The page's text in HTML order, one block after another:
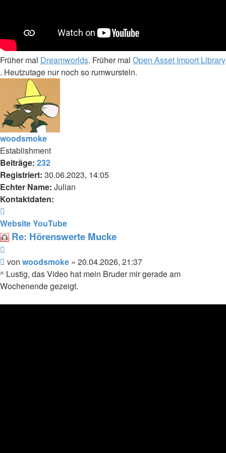
Früher mal Dreamworlds. Früher mal Open Asset Import Library
. Heutzutage nur noch so rumwursteln.
woodsmoke
Establishment
Beiträge: 232
Registriert: 30.06.2023, 14:05
Echter Name: Julian
Kontaktdaten:
von
woodsmoke
WebsiteYouTube
Re: Hörenswerte Mucke
Beitrag
von woodsmoke » 20.04.2026, 21:37
^ Lustig, das Video hat mein Bruder mir gerade am
Wochenende gezeigt.